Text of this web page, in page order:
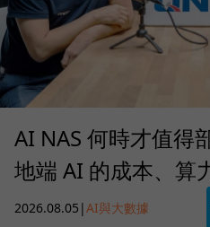
AI NAS 何時才值得
地端 AI 的成本、算
2026.08.05 |AI與大數據